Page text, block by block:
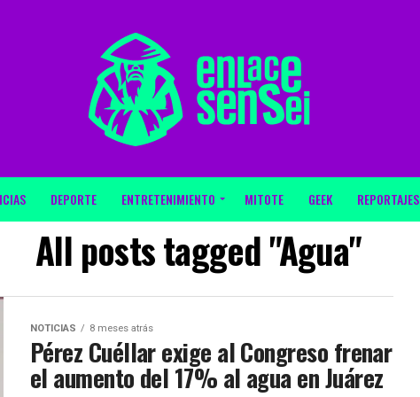
DEPORTE ENTRETENIMIENTO MITOTE GEEK REPORTAJES
All posts tagged "Agua"
NOTICIAS 8 meses atrás
Pérez Cuéllar exige al Congreso frenar
el aumento del 17% al agua en Juárez